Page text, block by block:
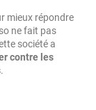
mieux répondre
ne fait pas
société a
contre les
.